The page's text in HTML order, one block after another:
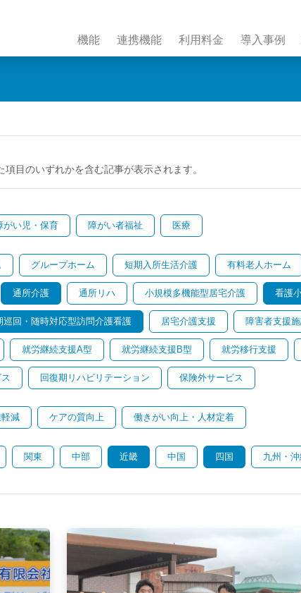
機能 連携機能 利用料金 導入事例
目のいずれかを含む記事が表示されます。
がい児・保育 障がい者福祉 医療
グループホーム 短期入所生活介護 有料老人ホーム
通所介護 通所リハ 小規模多機能型居宅介護 看護
巡回・随時対応型訪問介護看護 居宅介護支援 障害者支援
就労継続支援A型 就労継続支援B型 就労移行支援
回復期リハビリテーション 保険外サービス
減 ケアの質向上 働きがい向上・人材定着
関東 中部 近畿 中国 四国 九州・